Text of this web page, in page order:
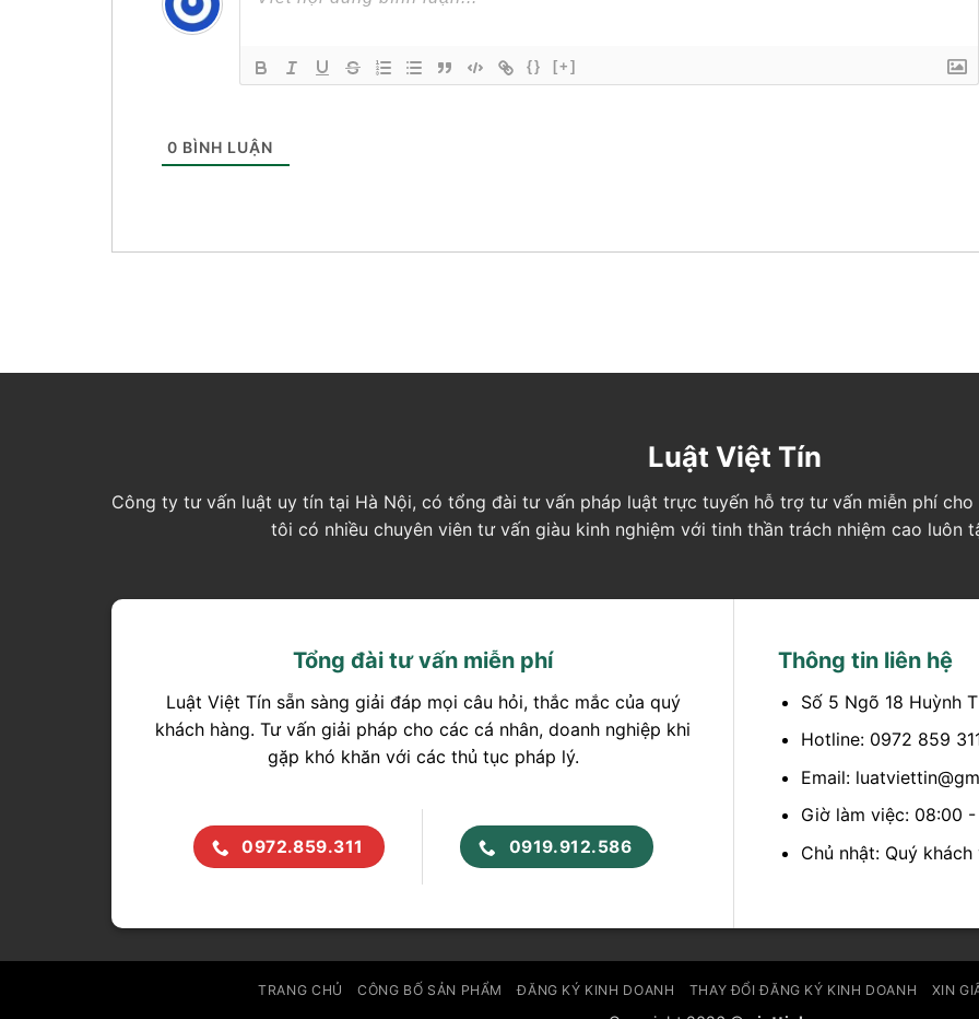
{} [+]
0 BÌNH LUẬN
Luật Việt Tín
Công ty tư vấn luật uy tín tại Hà Nội, có tổng đài tư vấn pháp luật trực tuyến hỗ trợ tư vấn miễn phí cho
tôi có nhiều chuyên viên tư vấn giàu kinh nghiệm với tinh thần trách nhiệm cao luôn
Tổng đài tư vấn miễn phí
Luật Việt Tín sẵn sàng giải đáp mọi câu hỏi, thắc mắc của quý
khách hàng. Tư vấn giải pháp cho các cá nhân, doanh nghiệp khi
gặp khó khăn với các thủ tục pháp lý.
0972.859.311 0919.912.586
Thông tin liên hệ
Số 5 Ngõ 18 Huỳnh
Hotline: 0972 859
Email:
Giờ làm việc: 08:00
Chủ nhật: Quý
TRANG CHỦ CÔNG BỐ SẢN PHẨM ĐĂNG KÝ KINH DOANH THAY ĐỔI ĐĂNG KÝ KINH DOANH XIN